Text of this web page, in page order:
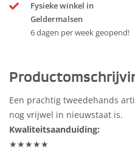
Fysieke winkel in
Geldermalsen
6 dagen per week geopend!
Een prachtig tweedehands
nog vrijwel in nieuwstaat is.
Kwaliteitsaanduiding:
★★★★★